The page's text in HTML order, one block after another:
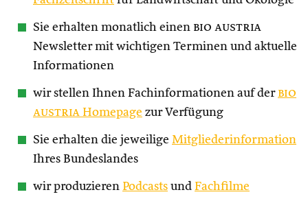
Sie erhalten monatlich einen bio austria
Newsletter mit wichtigen Terminen und aktuelle
Informationen
wir stellen Ihnen Fachinformationen auf der bio
austria Homepage zur Verfügung
Sie erhalten die jeweilige Mitgliederinformation
Ihres Bundeslandes
wir produzieren Podcasts und Fachfilme